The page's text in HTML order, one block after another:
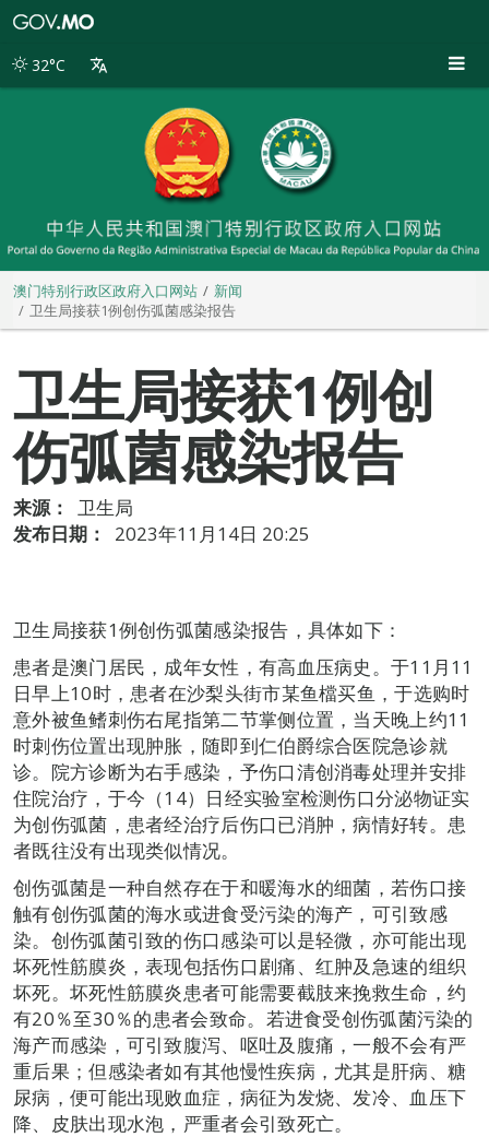
别
32°C
澳门特别行政区政府入口网站
新闻
卫生局接获1例创伤弧菌感染报告
卫生局接获1例创
伤弧菌感染报告
来源：
卫生局
发布日期：
2023年11月14日 20:25
卫生局接获1例创伤弧菌感染报告，具体如下：
患者是澳门居民，成年女性，有高血压病史。于11月11
日早上10时，患者在沙梨头街市某鱼檔买鱼，于选购时
意外被鱼鳍刺伤右尾指第二节掌侧位置，当天晚上约11
时刺伤位置出现肿胀，随即到仁伯爵综合医院急诊就
诊。院方诊断为右手感染，予伤口清创消毒处理并安排
住院治疗，于今（14）日经实验室检测伤口分泌物证实
为创伤弧菌，患者经治疗后伤口已消肿，病情好转。患
者既往没有出现类似情况。
创伤弧菌是一种自然存在于和暖海水的细菌，若伤口接
触有创伤弧菌的海水或进食受污染的海产，可引致感
染。创伤弧菌引致的伤口感染可以是轻微，亦可能出现
坏死性筋膜炎，表现包括伤口剧痛、红肿及急速的组织
坏死。坏死性筋膜炎患者可能需要截肢来挽救生命，约
有20％至30％的患者会致命。若进食受创伤弧菌污染的
海产而感染，可引致腹泻、呕吐及腹痛，一般不会有严
重后果；但感染者如有其他慢性疾病，尤其是肝病、糖
尿病，便可能出现败血症，病征为发烧、发冷、血压下
降、皮肤出现水泡，严重者会引致死亡。